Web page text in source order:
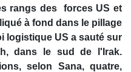
rangs des forces US et
à fond dans le pillage
logistique US a sauté sur
dans le sud de l'Irak.
selon Sana, quatre,